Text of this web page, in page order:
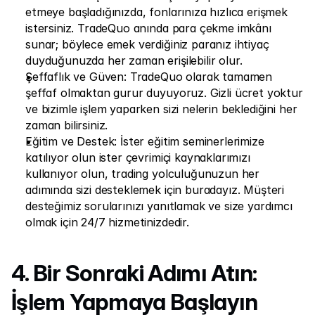
etmeye başladığınızda, fonlarınıza hızlıca erişmek
istersiniz. TradeQuo anında para çekme imkânı
sunar; böylece emek verdiğiniz paranız ihtiyaç
duyduğunuzda her zaman erişilebilir olur.
Şeffaflık ve Güven: TradeQuo olarak tamamen
şeffaf olmaktan gurur duyuyoruz. Gizli ücret yoktur
ve bizimle işlem yaparken sizi nelerin beklediğini her
zaman bilirsiniz.
Eğitim ve Destek: İster eğitim seminerlerimize
katılıyor olun ister çevrimiçi kaynaklarımızı
kullanıyor olun, trading yolculuğunuzun her
adımında sizi desteklemek için buradayız. Müşteri
desteğimiz sorularınızı yanıtlamak ve size yardımcı
olmak için 24/7 hizmetinizdedir.
4. Bir Sonraki Adımı Atın:
İşlem Yapmaya Başlayın